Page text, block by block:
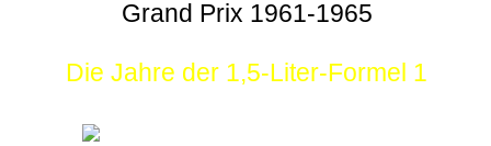
Grand Prix 1961-1965
Die Jahre der 1,5-Liter-Formel 1